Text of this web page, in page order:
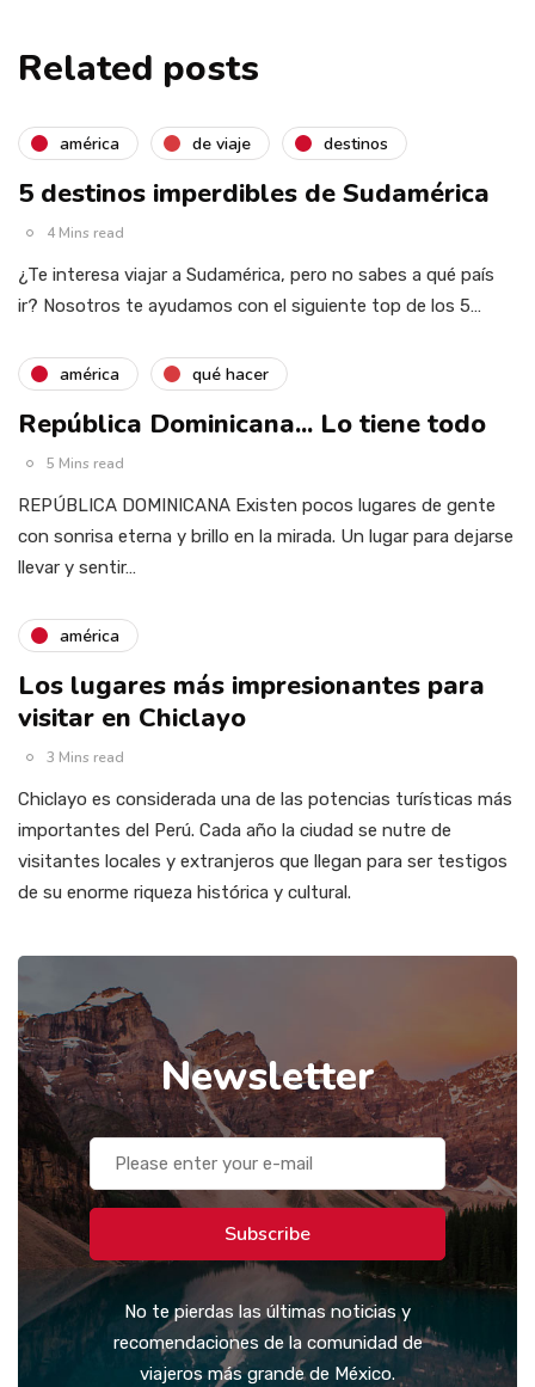
Related posts
américa de viaje destinos
5 destinos imperdibles de Sudamérica
4 Mins read
¿Te interesa viajar a Sudamérica, pero no sabes a qué país
ir? Nosotros te ayudamos con el siguiente top de los 5…
américa qué hacer
República Dominicana... Lo tiene todo
5 Mins read
REPÚBLICA DOMINICANA Existen pocos lugares de gente
con sonrisa eterna y brillo en la mirada. Un lugar para dejarse
llevar y sentir…
américa
Los lugares más impresionantes para
visitar en Chiclayo
3 Mins read
Chiclayo es considerada una de las potencias turísticas más
importantes del Perú. Cada año la ciudad se nutre de
visitantes locales y extranjeros que llegan para ser testigos
de su enorme riqueza histórica y cultural.
Newsletter
Subscribe
No te pierdas las últimas noticias y
recomendaciones de la comunidad de
viajeros más grande de México.